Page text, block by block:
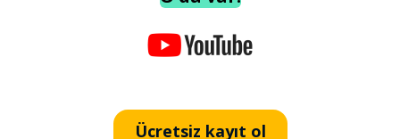
Ücretsiz kayıt ol